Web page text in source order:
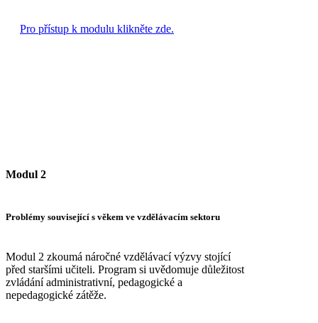
Pro přístup k modulu klikněte zde.
Modul 2
Problémy související s věkem ve vzdělávacím sektoru
Modul 2 zkoumá náročné vzdělávací výzvy stojící
před staršími učiteli. Program si uvědomuje důležitost
zvládání administrativní, pedagogické a
nepedagogické zátěže.